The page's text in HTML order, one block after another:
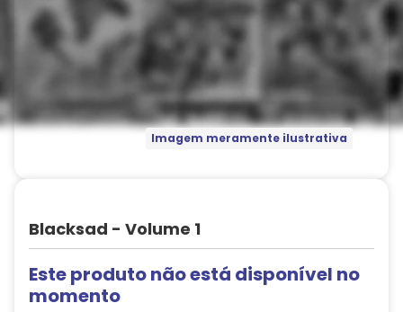
Imagem meramente ilustrativa
Blacksad - Volume 1
Este produto não está disponível no
momento